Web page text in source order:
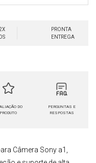
PRONTA
ENTREGA
DO
PRODUTO
PERGUNTAS E
RESPOSTAS
Câmera Sony a1,